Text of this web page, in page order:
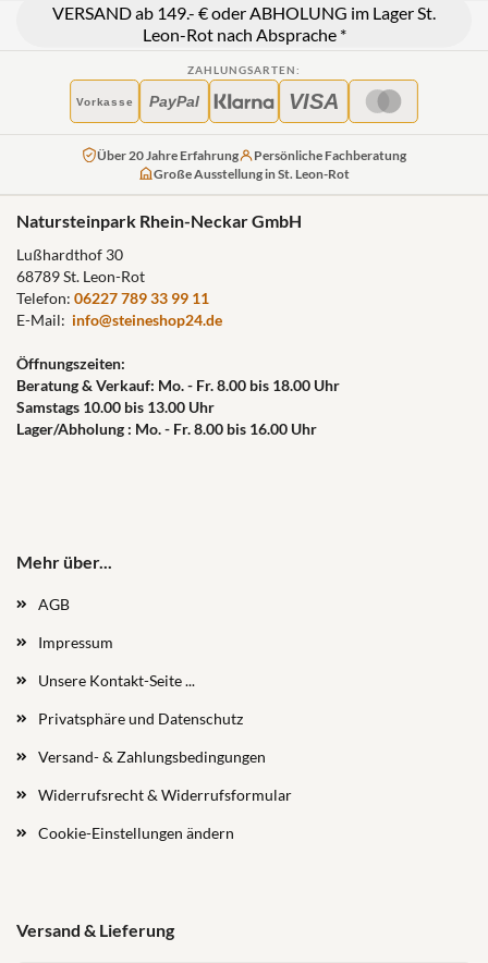
VERSAND ab 149.- € oder ABHOLUNG im Lager St.
Leon-Rot nach Absprache *
ZAHLUNGSARTEN:
Vorkasse PayPal VISA
Über 20 Jahre Erfahrung
Persönliche Fachberatung
Große Ausstellung in St. Leon-Rot
Natursteinpark Rhein-Neckar GmbH
Lußhardthof 30
68789 St. Leon-Rot
Telefon: 06227 789 33 99 11
E-Mail: info@steineshop24.de
Öffnungszeiten:
Beratung & Verkauf: Mo. - Fr. 8.00 bis 18.00 Uhr
Samstags 10.00 bis 13.00 Uhr
Lager/Abholung : Mo. - Fr. 8.00 bis 16.00 Uhr
Mehr über...
AGB
Impressum
Unsere Kontakt-Seite ...
Privatsphäre und Datenschutz
Versand- & Zahlungsbedingungen
Widerrufsrecht & Widerrufsformular
Cookie-Einstellungen ändern
Versand & Lieferung